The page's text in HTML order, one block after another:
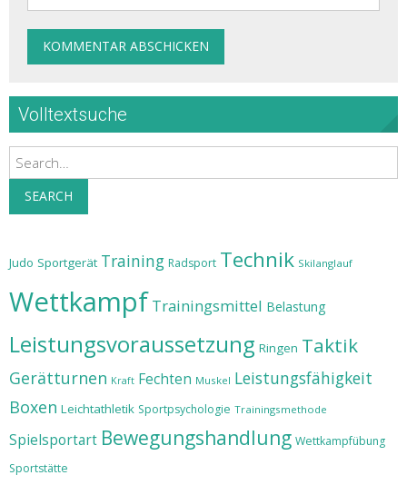
Volltextsuche
Search
SEARCH
Judo Sportgerät Training Radsport Technik Skilanglauf
Wettkampf Trainingsmittel Belastung
Leistungsvoraussetzung Ringen Taktik
Gerätturnen Kraft Fechten Muskel Leistungsfähigkeit
Boxen Leichtathletik Sportpsychologie Trainingsmethode
Spielsportart Bewegungshandlung Wettkampfübung
Sportstätte